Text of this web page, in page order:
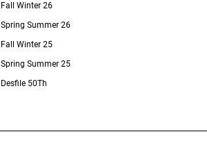
Fall Winter 26
Spring Summer 26
Fall Winter 25
Spring Summer 25
Desfile 50Th